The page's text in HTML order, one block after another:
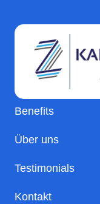
Benefits
Über uns
Testimonials
Kontakt